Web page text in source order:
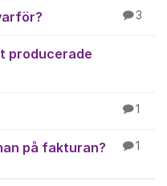
3
producerade
1
på fakturan? 1